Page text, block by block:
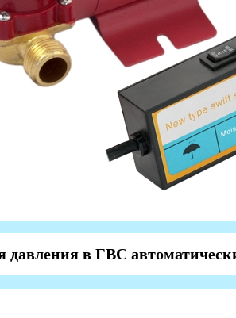
в ГВС